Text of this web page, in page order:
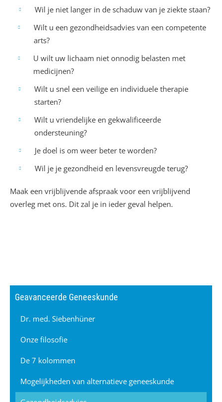
Wil je niet langer in de schaduw van je ziekte staan?
Wilt u een gezondheidsadvies van een competente
arts?
U wilt uw lichaam niet onnodig belasten met
medicijnen?
Wilt u snel een veilige en individuele therapie
starten?
Wilt u vriendelijke en gekwalificeerde
ondersteuning?
Je doel is om weer beter te worden?
Wil je je gezondheid en levensvreugde terug?
Maak een vrijblijvende afspraak voor een vrijblijvend
overleg met ons. Dit zal je in ieder geval helpen.
Geavanceerde Geneeskunde
Dr. med. Siebenhüner
Onze filosofie
De 7 kolommen
Mogelijkheden van alternatieve geneeskunde